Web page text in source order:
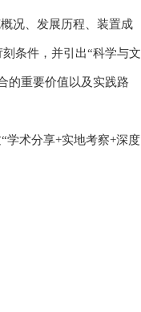
况、发展历程、装置成
条件，并引出“科学与文
的重要价值以及实践路
学术分享+实地考察+深度